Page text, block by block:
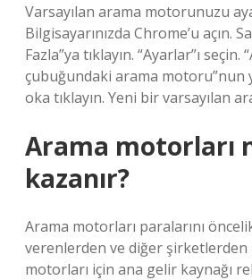
Varsayılan arama motorunuzu
Bilgisayarınızda Chrome’u açın.
Fazla”ya tıklayın. “Ayarlar”ı seçin.
çubuğundaki arama motoru”nun
oka tıklayın. Yeni bir varsayılan
Arama motorları
kazanır?
Arama motorları paralarını
verenlerden ve diğer şirketlerden
motorları için ana gelir kaynağı